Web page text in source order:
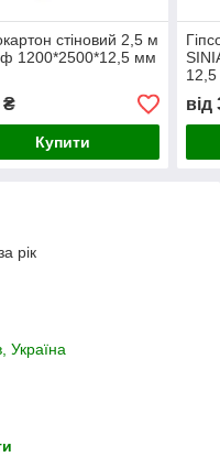
стіновий 2,5 м
1200*2500*12,5 мм
Купити
від
рік
Україна